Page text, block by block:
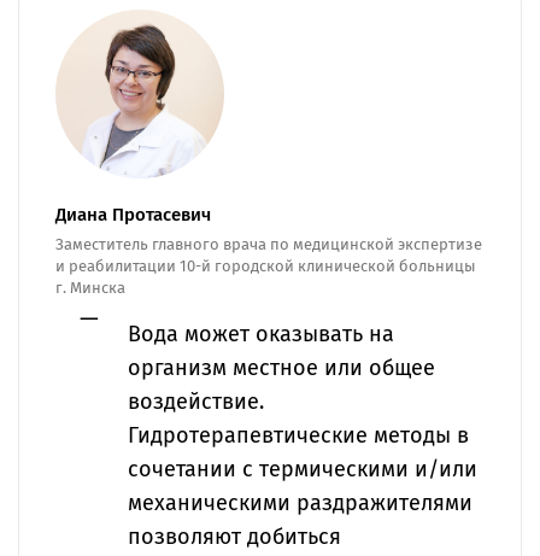
Диана Протасевич
Заместитель главного врача по медицинской экспертизе
и реабилитации 10-й городской клинической больницы
г. Минска
Вода может оказывать на
организм местное или общее
воздействие.
Гидротерапевтические методы в
сочетании с термическими и/или
механическими раздражителями
позволяют добиться